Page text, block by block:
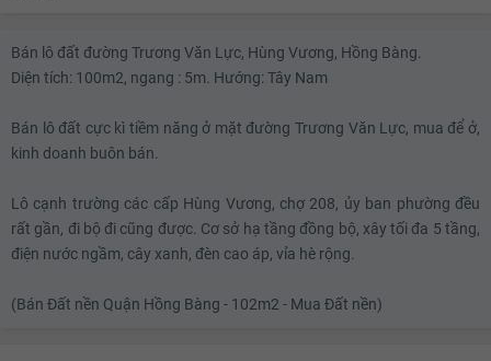
Bán lô đất đường Trương Văn Lực, Hùng Vương, Hồng Bàng.
Diện tích: 100m2, ngang : 5m. Hướng: Tây Nam
Bán lô đất cực kì tiềm năng ở mặt đường Trương Văn Lực, mua để ở,
kinh doanh buôn bán.
Lô cạnh trường các cấp Hùng Vương, chợ 208, ủy ban phường đều
rất gần, đi bộ đi cũng được. Cơ sở hạ tầng đồng bộ, xây tối đa 5 tầng,
điện nước ngầm, cây xanh, đèn cao áp, vỉa hè rộng.
(Bán Đất nền Quận Hồng Bàng - 102m2 - Mua Đất nền)